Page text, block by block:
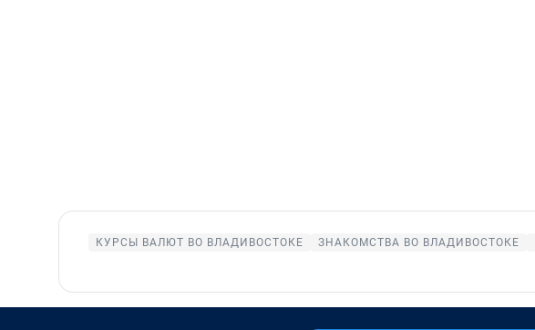
КУРСЫ ВАЛЮТ ВО ВЛАДИВОСТОКЕ ЗНАКОМСТВА ВО ВЛАДИВОСТОКЕ